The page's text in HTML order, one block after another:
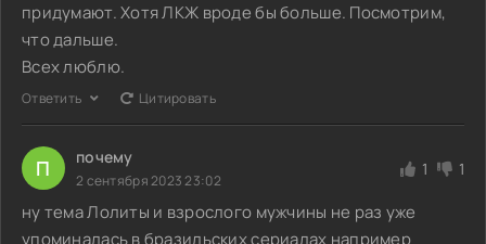
придумают. Хотя ЛКЖ вроде бы больше. Посмотрим,
что дальше.
Всех люблю.
Ответить Цитировать
П почему
2 сентября 2023 23:02
1 1
ну тема Лолиты и взрослого мужчины не раз уже
упоминалась в бразильских сериалах например